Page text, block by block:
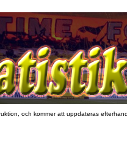
och kommer att uppdateras